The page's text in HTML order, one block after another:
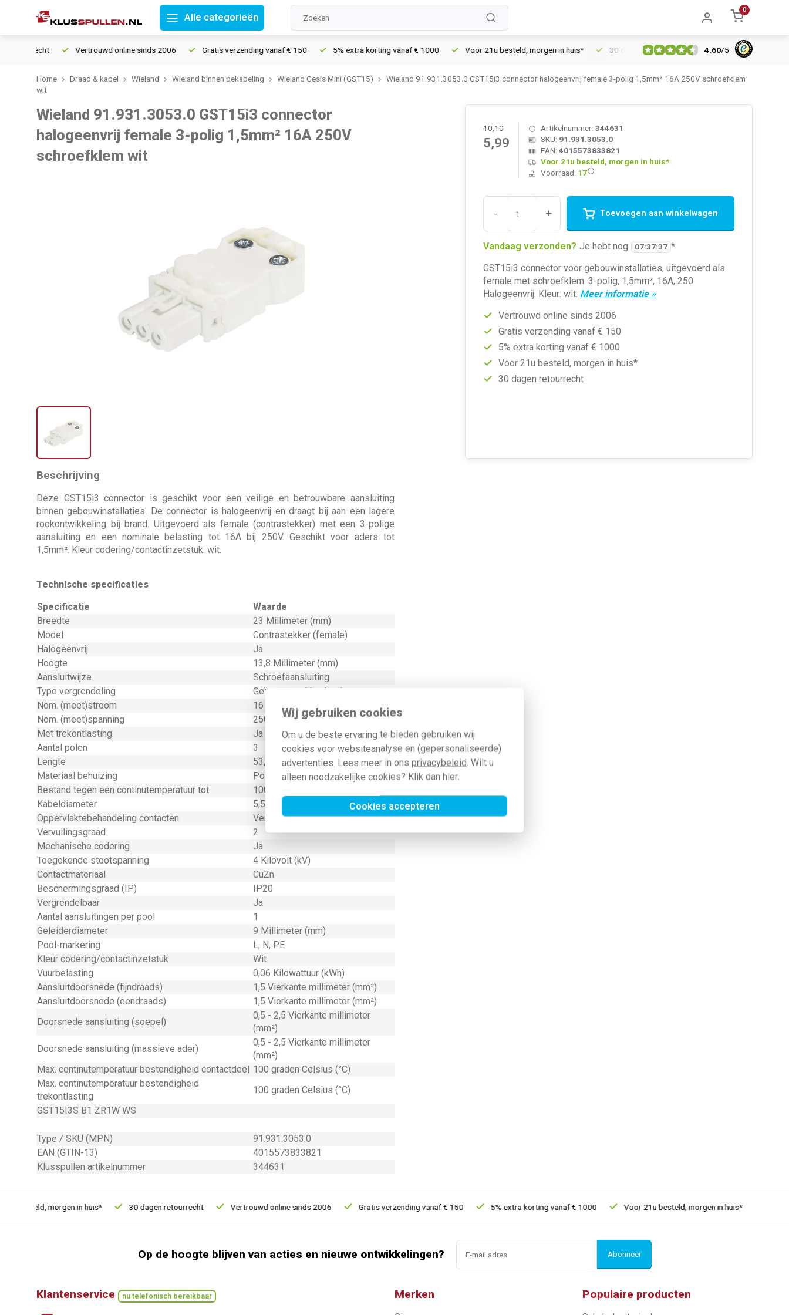
Wij gebruiken cookies
Om u de beste ervaring te bieden gebruiken wij
cookies voor websiteanalyse en (gepersonaliseerde)
advertenties. Lees meer in ons privacybeleid. Wilt u
alleen noodzakelijke cookies? Klik dan hier.
Cookies accepteren
Alle categorieën
0
Vertrouwd online sinds 2006 Gratis verzending vanaf € 150 5% extra korting vanaf € 1000 Voor 21u besteld, morgen in huis* 30 dagen retourrecht Vertrouwd online sinds
4.60/5
Home Draad & kabel Wieland Wieland binnen bekabeling Wieland Gesis Mini (GST15)
Wieland 91.931.3053.0 GST15i3 connector halogeenvrij female 3-polig 1,5mm² 16A 250V schroefklem
wit
Wieland 91.931.3053.0 GST15i3 connector
halogeenvrij female 3-polig 1,5mm² 16A 250V
schroefklem wit
10,10
5,99
Artikelnummer: 344631
SKU: 91.931.3053.0
EAN: 4015573833821
Voor 21u besteld, morgen in huis*
Voorraad: 17
- + Toevoegen aan winkelwagen
Vandaag verzonden? Je hebt nog 07:37:37 *
GST15i3 connector voor gebouwinstallaties, uitgevoerd als
female met schroefklem. 3-polig, 1,5mm², 16A, 250.
Halogeenvrij. Kleur: wit. Meer informatie »
Vertrouwd online sinds 2006
Gratis verzending vanaf € 150
5% extra korting vanaf € 1000
Voor 21u besteld, morgen in huis*
30 dagen retourrecht
Beschrijving
Deze GST15i3 connector is geschikt voor een veilige en betrouwbare aansluiting
binnen gebouwinstallaties. De connector is halogeenvrij en draagt bij aan een lagere
rookontwikkeling bij brand. Uitgevoerd als female (contrastekker) met een 3-polige
aansluiting en een nominale belasting tot 16A bij 250V. Geschikt voor aders tot
1,5mm². Kleur codering/contactinzetstuk: wit.
Technische specificaties
Specificatie
Waarde
Breedte
23 Millimeter (mm)
Model
Contrastekker (female)
Halogeenvrij
Ja
Hoogte
13,8 Millimeter (mm)
Aansluitwijze
Schroefaansluiting
Type vergrendeling
Geïntegreerd in plug-in connector
Nom. (meet)stroom
16 Ampère (A)
Nom. (meet)spanning
250 Volt (V)
Met trekontlasting
Ja
Aantal polen
3
Lengte
53,2 Millimeter (mm)
Materiaal behuizing
Polyamide (PA)
Bestand tegen een continutemperatuur tot
100 graden Celsius (°C)
Kabeldiameter
5,5 - 9 Millimeter (mm)
Oppervlaktebehandeling contacten
Verzilverd
Vervuilingsgraad
2
Mechanische codering
Ja
Toegekende stootspanning
4 Kilovolt (kV)
Contactmateriaal
CuZn
Beschermingsgraad (IP)
IP20
Vergrendelbaar
Ja
Aantal aansluitingen per pool
1
Geleiderdiameter
9 Millimeter (mm)
Pool-markering
L, N, PE
Kleur codering/contactinzetstuk
Wit
Vuurbelasting
0,06 Kilowattuur (kWh)
Aansluitdoorsnede (fijndraads)
1,5 Vierkante millimeter (mm²)
Aansluitdoorsnede (eendraads)
1,5 Vierkante millimeter (mm²)
Doorsnede aansluiting (soepel)
0,5 - 2,5 Vierkante millimeter
(mm²)
Doorsnede aansluiting (massieve ader)
0,5 - 2,5 Vierkante millimeter
(mm²)
Max. continutemperatuur bestendigheid contactdeel 100 graden Celsius (°C)
Max. continutemperatuur bestendigheid
trekontlasting
100 graden Celsius (°C)
GST15I3S B1 ZR1W WS
Type / SKU (MPN)
91.931.3053.0
EAN (GTIN-13)
4015573833821
Klusspullen artikelnummer
344631
morgen in huis* 30 dagen retourrecht Vertrouwd online sinds 2006 Gratis verzending vanaf € 150 5% extra korting vanaf € 1000 Voor 21u besteld, morgen in huis*
Op de hoogte blijven van acties en nieuwe ontwikkelingen? Abonneer
Klantenservice nu telefonisch bereikbaar Merken Populaire producten